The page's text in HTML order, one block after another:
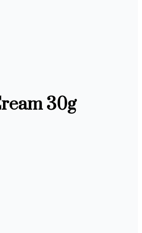
30g